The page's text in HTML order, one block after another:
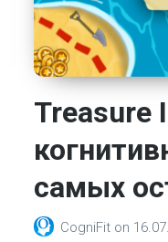
Treasure
самых
CogniFit on